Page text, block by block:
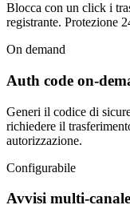
Blocca con un click i
registrante. Protezione
On demand
Auth code on-
Generi il codice di
richiedere il
autorizzazione.
Configurabile
Avvisi multi-canale